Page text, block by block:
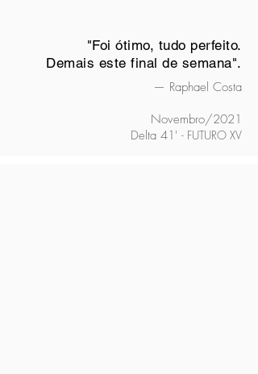
"Foi ótimo, tudo perfeito.
Demais este final de semana".
— Raphael Costa
Novembro/2021
Delta 41' - FUTURO XV